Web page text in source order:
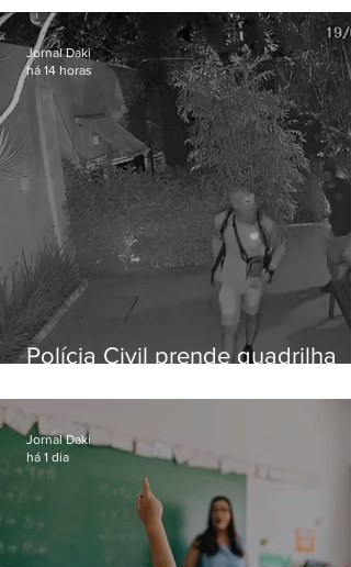
Polícia Civil prende quadrilha
residências de luxo no Rio
Jornal Daki
há 14 horas
Jornal Daki
há 1 dia